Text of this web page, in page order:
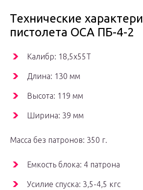
Технические
пистолета ОСА ПБ-4-2
Калибр: 18,5х55Т
Длина: 130 мм
Высота: 119 мм
Ширина: 39 мм
Масса без патронов: 350 г.
Емкость блока: 4 патрона
Усилие спуска: 3,5-4,5 кгс